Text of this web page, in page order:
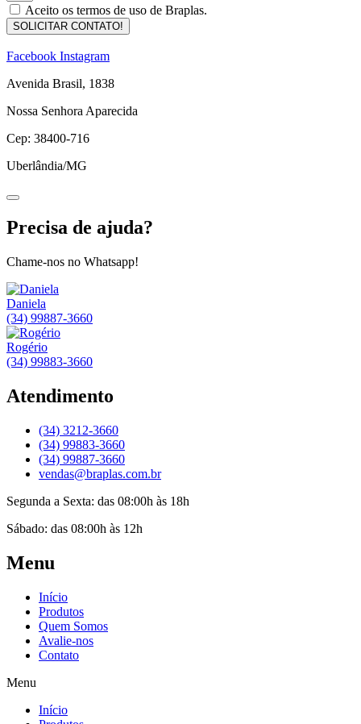
Aceito os termos de uso de Braplas.
SOLICITAR CONTATO!
Facebook Instagram
Avenida Brasil, 1838
Nossa Senhora Aparecida
Cep: 38400-716
Uberlândia/MG
Precisa de ajuda?
Chame-nos no Whatsapp!
Daniela
(34) 99887-3660
Rogério
(34) 99883-3660
Atendimento
(34) 3212-3660
(34) 99883-3660
(34) 99887-3660
vendas@braplas.com.br
Segunda a Sexta: das 08:00h às 18h
Sábado: das 08:00h às 12h
Menu
Início
Produtos
Quem Somos
Avalie-nos
Contato
Menu
Início